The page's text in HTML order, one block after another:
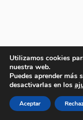
Utilizamos cookies
nuestra web.
Puedes aprender más
desactivarlas en los
Aceptar